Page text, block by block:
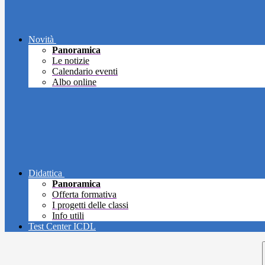
Novità
Panoramica
Le notizie
Calendario eventi
Albo online
Didattica
Panoramica
Offerta formativa
I progetti delle classi
Info utili
Test Center ICDL